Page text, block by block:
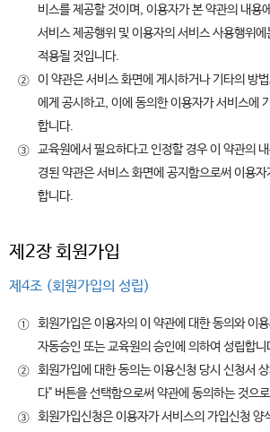
비스를 제공할 것이며, 이용자가 본 약관의 내용
서비스 제공행위 및 이용자의 서비스 사용행위
적용될 것입니다.
②
이 약관은 서비스 화면에 게시하거나 기타의 방
에게 공시하고, 이에 동의한 이용자가 서비스에
합니다.
③
교육원에서 필요하다고 인정할 경우 이 약관의
경된 약관은 서비스 화면에 공지함으로써 이용
합니다.
제2장 회원가입
제4조 (회원가입의 성립)
①
회원가입은 이용자의 이 약관에 대한 동의와 이
자동승인 또는 교육원의 승인에 의하여 성립합니
②
회원가입에 대한 동의는 이용신청 당시 신청서
다" 버튼을 선택함으로써 약관에 동의하는 것으
③
회원가입신청은 이용자가 서비스의 가입신청 양